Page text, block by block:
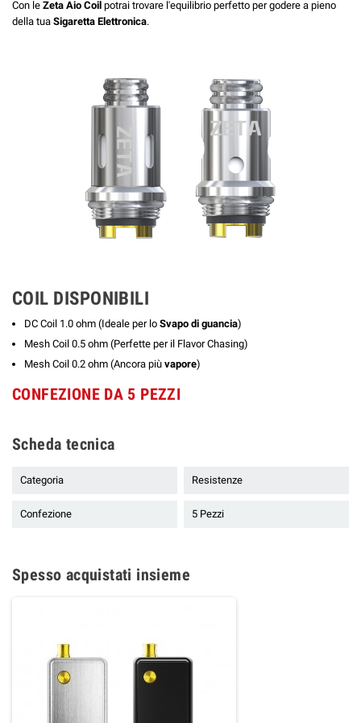
Con le Zeta Aio Coil potrai trovare l'equilibrio perfetto per godere a pieno
della tua Sigaretta Elettronica.
COIL DISPONIBILI
DC Coil 1.0 ohm (Ideale per lo Svapo di guancia)
Mesh Coil 0.5 ohm (Perfette per il Flavor Chasing)
Mesh Coil 0.2 ohm (Ancora più vapore)
CONFEZIONE DA 5 PEZZI
Scheda tecnica
Categoria Resistenze
Confezione 5 Pezzi
Spesso acquistati insieme